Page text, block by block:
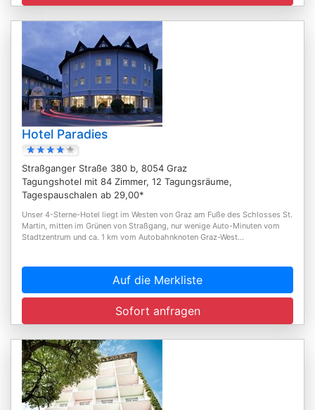
Hotel Paradies
Straßganger Straße 380 b, 8054 Graz
Tagungshotel mit 84 Zimmer, 12 Tagungsräume,
Tagespauschalen ab 29,00*
Unser 4-Sterne-Hotel liegt im Westen von Graz am Fuße des Schlosses St.
Martin, mitten im Grünen von Straßgang, nur wenige Auto-Minuten vom
Stadtzentrum und ca. 1 km vom Autobahnknoten Graz-West...
Auf die Merkliste
Sofort anfragen